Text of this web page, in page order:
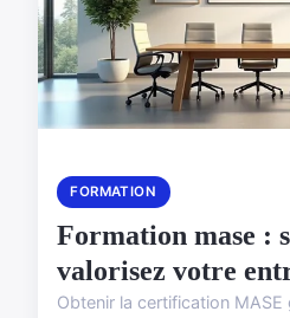
FORMATION
Formation mase :
valorisez votre
Obtenir la certification